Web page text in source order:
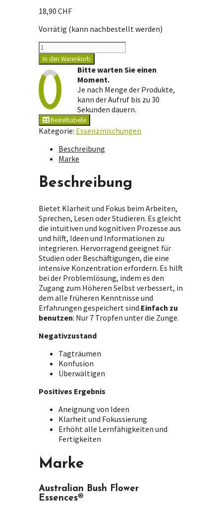
18,90 CHF
Vorrätig (kann nachbestellt werden)
AUFo
Focus
(Cognis),
30ml
Menge
In den Warenkorb
Bitte warten Sie einen
Moment.
Je nach Menge der Produkte,
kann der Aufruf bis zu 30
Sekunden dauern.
Bestelltabelle
Kategorie: Essenzmischungen
Beschreibung
Marke
Beschreibung
Bietet Klarheit und Fokus beim Arbeiten,
Sprechen, Lesen oder Studieren. Es gleicht
die intuitiven und kognitiven Prozesse aus
und hilft, Ideen und Informationen zu
integrieren. Hervorragend geeignet für
Studien oder Beschäftigungen, die eine
intensive Konzentration erfordern. Es hilft
bei der Problemlösung, indem es den
Zugang zum Höheren Selbst verbessert, in
dem alle früheren Kenntnisse und
Erfahrungen gespeichert sind.Einfach zu
benutzen: Nur 7 Tropfen unter die Zunge.
Negativzustand
Tagträumen
Konfusion
Überwältigen
Positives Ergebnis
Aneignung von Ideen
Klarheit und Fokussierung
Erhöht alle Lernfähigkeiten und
Fertigkeiten
Marke
Australian Bush Flower
Essences®